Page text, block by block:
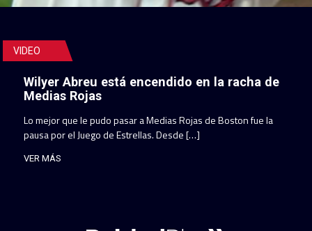
VIDEO
Wilyer Abreu está encendido en la racha de
Medias Rojas
Lo mejor que le pudo pasar a Medias Rojas de Boston fue la
pausa por el Juego de Estrellas. Desde […]
VER MÁS